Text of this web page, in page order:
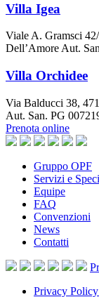
Villa Igea
Viale A. Gramsci
Dell’Amore Aut.
Villa Orchidee
Via Balducci 38,
Aut. San. PG
Prenota online
Gruppo OPF
Servizi e
Equipe
FAQ
Convenzioni
News
Contatti
Privacy